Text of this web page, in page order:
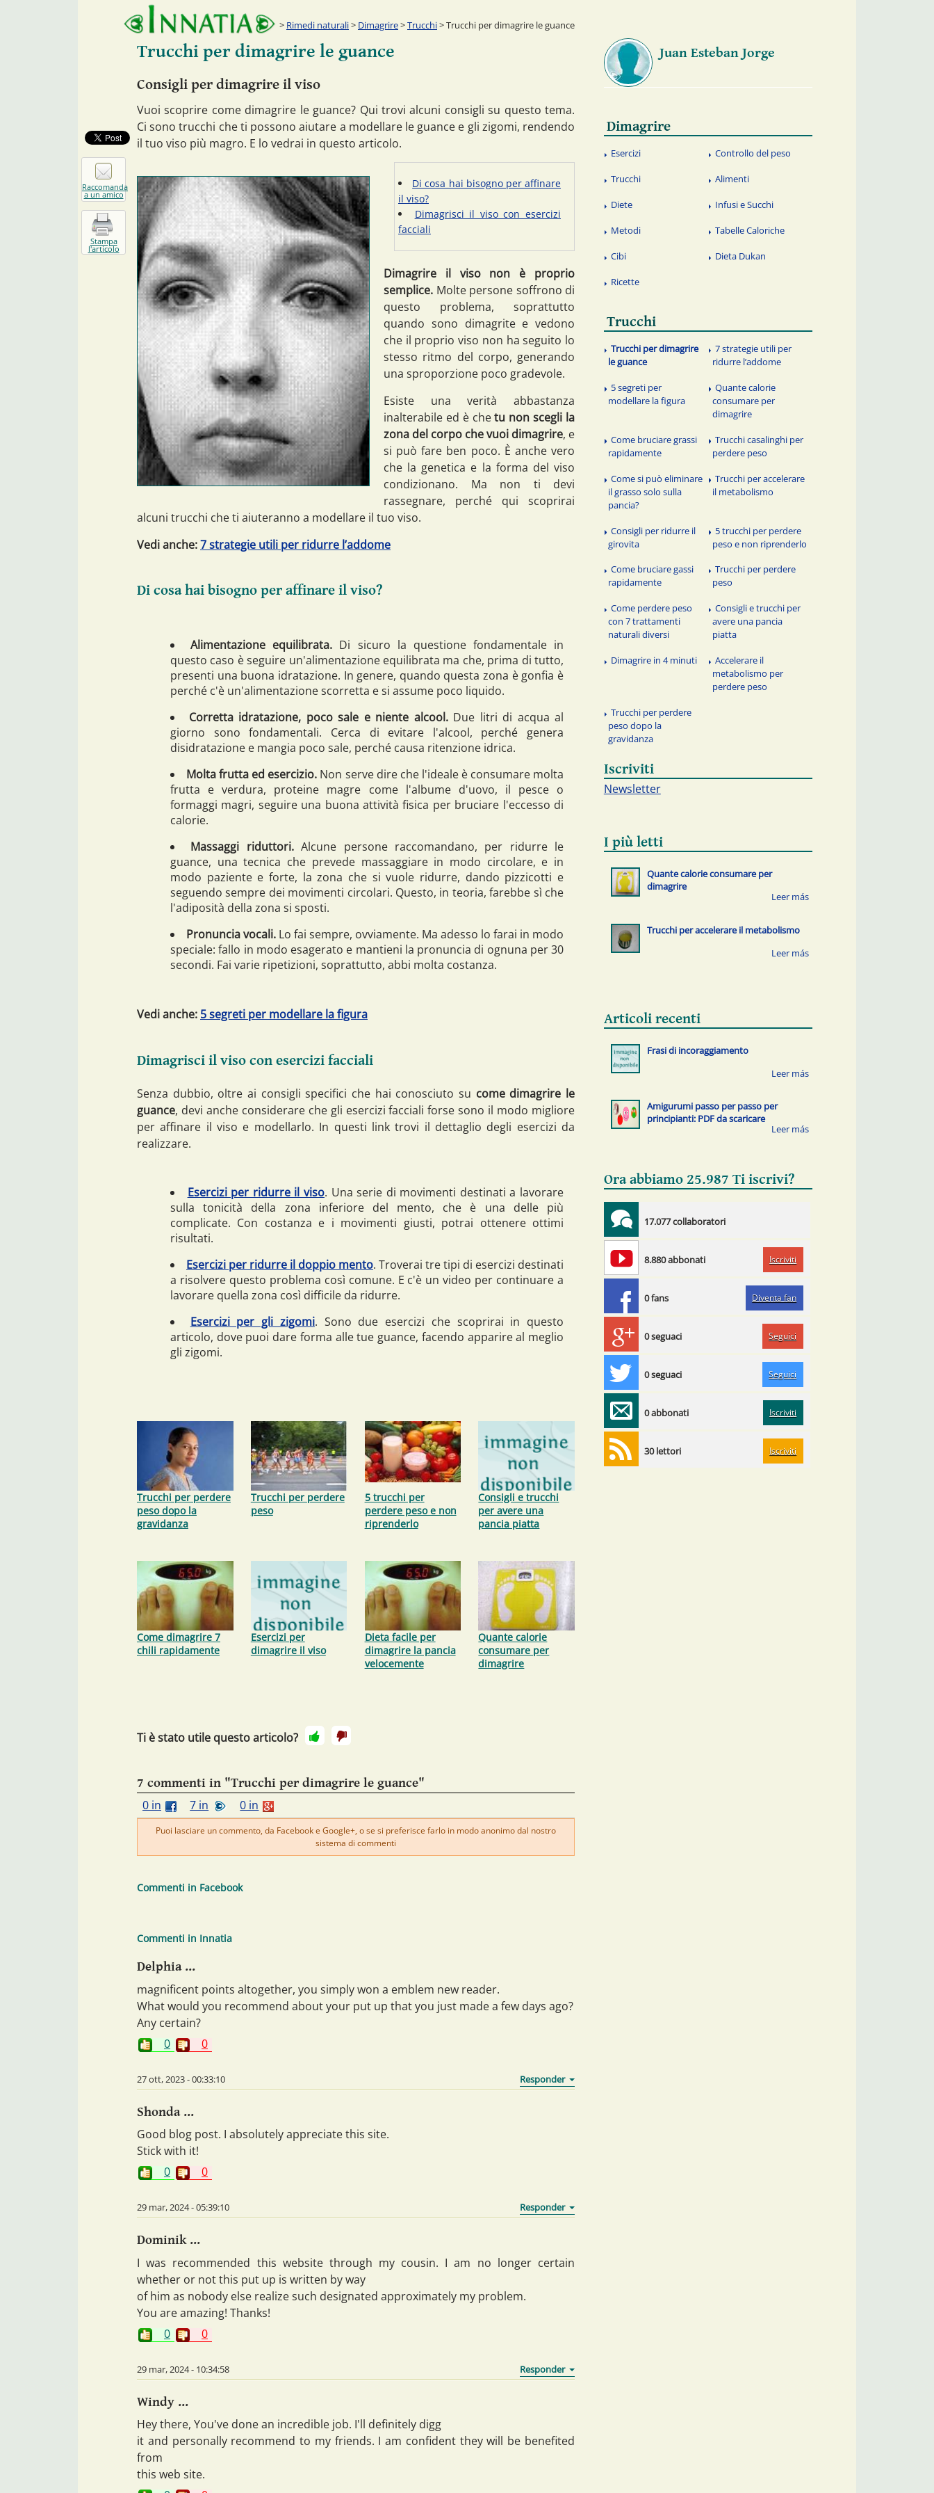
Rimedi naturali> Dimagrire>Trucchi> Trucchi per dimagrire le guance
Trucchi per dimagrire le guance
Consigli per dimagrire il viso
Vuoi scoprire come dimagrire le guance? Qui trovi alcuni consigli su questo tema.
Ci sono trucchi che ti possono aiutare a modellare le guance e gli zigomi, rendendo
il tuo viso più magro. E lo vedrai in questo articolo.
Di cosa hai bisogno per affinare
il viso?
Dimagrisci il viso con esercizi
facciali
Dimagrire il viso non è proprio
semplice. Molte persone soffrono di
questo problema, soprattutto
quando sono dimagrite e vedono
che il proprio viso non ha seguito lo
stesso ritmo del corpo, generando
una sproporzione poco gradevole.
Esiste una verità abbastanza
inalterabile ed è chetu non scegli la
zona del corpo che vuoi dimagrire, e
si può fare ben poco. È anche vero
che la genetica e la forma del viso
condizionano. Ma non ti devi
rassegnare, perché qui scoprirai
alcuni trucchi che ti aiuteranno a modellare il tuo viso.
Vedi anche:7 strategie utili per ridurre l’addome
Di cosa hai bisogno per affinare il viso?
Alimentazione equilibrata. Di sicuro la questione fondamentale in
questo caso è seguire un'alimentazione equilibrata ma che, prima di tutto,
presenti una buona idratazione. In genere, quando questa zona è gonfia è
perché c'è un'alimentazione scorretta e si assume poco liquido.
Corretta idratazione, poco sale e niente alcool.Due litri di acqua al
giorno sono fondamentali. Cerca di evitare l'alcool, perché genera
disidratazione e mangia poco sale, perché causa ritenzione idrica.
Molta frutta ed esercizio. Non serve dire che l'ideale è consumare molta
frutta e verdura, proteine magre come l'albume d'uovo, il pesce o
formaggi magri, seguire una buona attività fisica per bruciare l'eccesso di
calorie.
Massaggi riduttori.Alcune persone raccomandano, per ridurre le
guance, una tecnica che prevede massaggiare in modo circolare, e in
modo paziente e forte, la zona che si vuole ridurre, dando pizzicotti e
seguendo sempre dei movimenti circolari. Questo, in teoria, farebbe sì che
l'adiposità della zona si sposti.
Pronuncia vocali. Lo fai sempre, ovviamente. Ma adesso lo farai in modo
speciale: fallo in modo esagerato e mantieni la pronuncia di ognuna per 30
secondi. Fai varie ripetizioni, soprattutto, abbi molta costanza.
Vedi anche: 5 segreti per modellare la figura
Dimagrisci il viso con esercizi facciali
Senza dubbio, oltre ai consigli specifici che hai conosciuto su come dimagrire le
guance, devi anche considerare che gli esercizi facciali forse sono il modo migliore
per affinare il viso e modellarlo. In questi link trovi il dettaglio degli esercizi da
realizzare.
Esercizi per ridurre il viso. Una serie di movimenti destinati a lavorare
sulla tonicità della zona inferiore del mento, che è una delle più
complicate. Con costanza e i movimenti giusti, potrai ottenere ottimi
risultati.
Esercizi per ridurre il doppio mento. Troverai tre tipi di esercizi destinati
a risolvere questo problema così comune. E c'è un video per continuare a
lavorare quella zona così difficile da ridurre.
Esercizi per gli zigomi. Sono due esercizi che scoprirai in questo
articolo, dove puoi dare forma alle tue guance, facendo apparire al meglio
gli zigomi.
Trucchi per perdere
peso dopo la
gravidanza
Trucchi per perdere
peso
5 trucchi per
perdere peso e non
riprenderlo
Consigli e trucchi
per avere una
pancia piatta
Come dimagrire 7
chili rapidamente
Esercizi per
dimagrire il viso
Dieta facile per
dimagrire la pancia
velocemente
Quante calorie
consumare per
dimagrire
Ti è stato utile questo articolo?
7 commenti in "Trucchi per dimagrire le guance"
0 in
7 in 0 in
Puoi lasciare un commento, da Facebook e Google+, o se si preferisce farlo in modo anonimo dal nostro
sistema di commenti
Commenti in Facebook
Commenti in Innatia
Delphia ...
magnificent points altogether, you simply won a emblem new reader.
What would you recommend about your put up that you just made a few days ago?
Any certain?
0
0
27 ott, 2023 - 00:33:10
Shonda ...
Good blog post. I absolutely appreciate this site.
Stick with it!
0
0
29 mar, 2024 - 05:39:10
Dominik ...
I was recommended this website through my cousin. I am no longer certain
whether or not this put up is written by way
of him as nobody else realize such designated approximately my problem.
You are amazing! Thanks!
0
0
29 mar, 2024 - 10:34:58
Windy ...
Hey there, You've done an incredible job. I'll definitely digg
it and personally recommend to my friends. I am confident they will be benefited
from
this web site.
Juan Esteban Jorge
Dimagrire
Esercizi Controllo del peso
Trucchi Alimenti
Diete Infusi e Succhi
Metodi Tabelle Caloriche
Cibi Dieta Dukan
Ricette
Trucchi
Trucchi per dimagrire
le guance
7 strategie utili per
ridurre l’addome
5 segreti per
modellare la figura
Quante calorie
consumare per
dimagrire
Come bruciare grassi
rapidamente
Trucchi casalinghi per
perdere peso
Come si può eliminare
il grasso solo sulla
pancia?
Trucchi per accelerare
il metabolismo
Consigli per ridurre il
girovita
5 trucchi per perdere
peso e non riprenderlo
Come bruciare gassi
rapidamente
Trucchi per perdere
peso
Come perdere peso
con 7 trattamenti
naturali diversi
Consigli e trucchi per
avere una pancia
piatta
Dimagrire in 4 minuti
Accelerare il
metabolismo per
perdere peso
Trucchi per perdere
peso dopo la
gravidanza
Iscriviti
Newsletter
I più letti
Quante calorie consumare per
dimagrire
Trucchi per accelerare il metabolismo
Articoli recenti
Frasi di incoraggiamento
Amigurumi passo per passo per
principianti: PDF da scaricare
Ora abbiamo 25.987 Ti iscrivi?
17.077 collaboratori
8.880 abbonati Iscriviti
0 fans Diventa fan
0 seguaci Seguici
0 seguaci Seguici
0 abbonati Iscriviti
30 lettori Iscriviti
Raccomanda
a un amico
Stampa
l'articolo